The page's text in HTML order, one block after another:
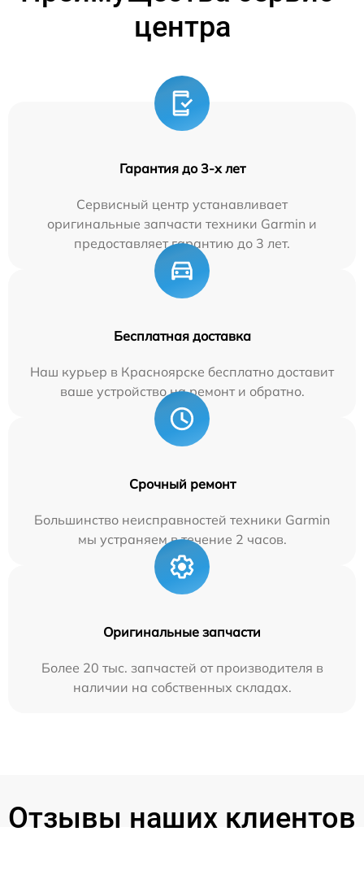
центра
Гарантия до 3-х лет
Сервисный центр устанавливает
оригинальные запчасти техники Garmin и
предоставляет гарантию до 3 лет.
Бесплатная доставка
Наш курьер в Красноярске бесплатно доставит
ваше устройство на ремонт и обратно.
Срочный ремонт
Большинство неисправностей техники Garmin
мы устраняем в течение 2 часов.
Оригинальные запчасти
Более 20 тыс. запчастей от производителя в
наличии на собственных складах.
Отзывы наших клиентов